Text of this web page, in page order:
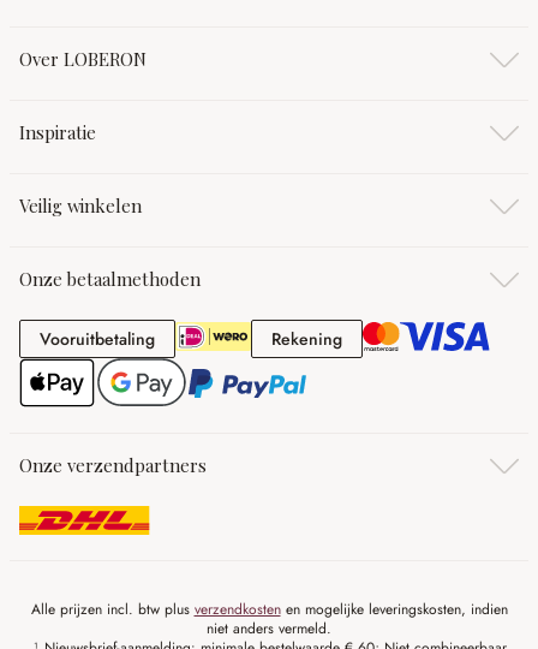
Over LOBERON
Inspiratie
Veilig winkelen
Onze betaalmethoden
VooruitbetalingVooruitbetaling RekeningRekening
Onze verzendpartners
Alle prijzen incl. btw plus verzendkostenen mogelijke leveringskosten, indien
niet anders vermeld.